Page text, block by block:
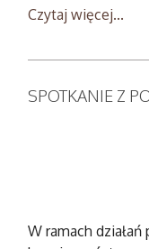
Czytaj więcej...
SPOTKANIE Z
W ramach